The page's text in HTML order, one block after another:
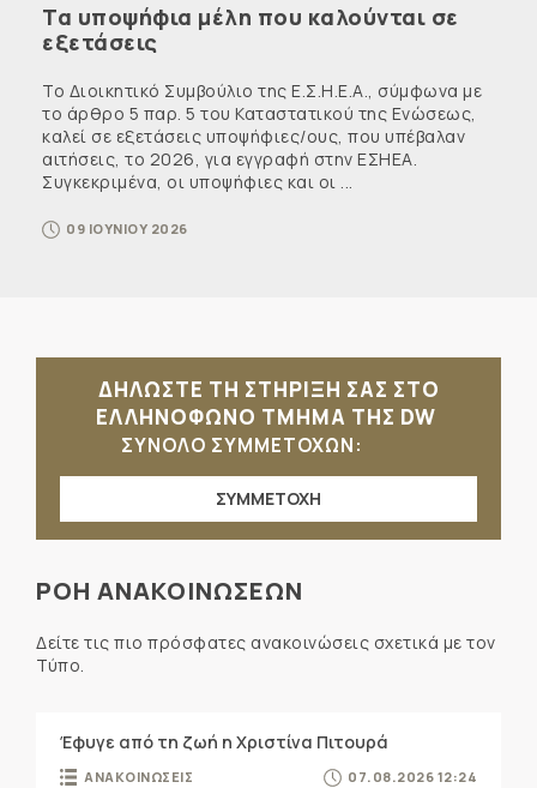
Τα υποψήφια μέλη που καλούνται σε
εξετάσεις
Το Διοικητικό Συμβούλιο της Ε.Σ.Η.Ε.Α., σύμφωνα με
το άρθρο 5 παρ. 5 του Καταστατικού της Ενώσεως,
καλεί σε εξετάσεις υποψήφιες/ους, που υπέβαλαν
αιτήσεις, το 2026, για εγγραφή στην ΕΣΗΕΑ.
Συγκεκριμένα, οι υποψήφιες και οι ...
09 ΙΟΥΝΙΟΥ 2026
ΔΗΛΩΣΤΕ ΤΗ ΣΤΗΡΙΞΗ ΣΑΣ ΣΤΟ
ΕΛΛΗΝΟΦΩΝΟ ΤΜΗΜΑ ΤΗΣ DW
ΣΥΝΟΛΟ ΣΥΜΜΕΤΟΧΩΝ:
ΣΥΜΜΕΤΟΧΗ
ΡΟΗ ΑΝΑΚΟΙΝΩΣΕΩΝ
Δείτε τις πιο πρόσφατες ανακοινώσεις σχετικά με τον
Τύπο.
Έφυγε από τη ζωή η Χριστίνα Πιτουρά
ΑΝΑΚΟΙΝΩΣΕΙΣ 07.08.2026 12:24